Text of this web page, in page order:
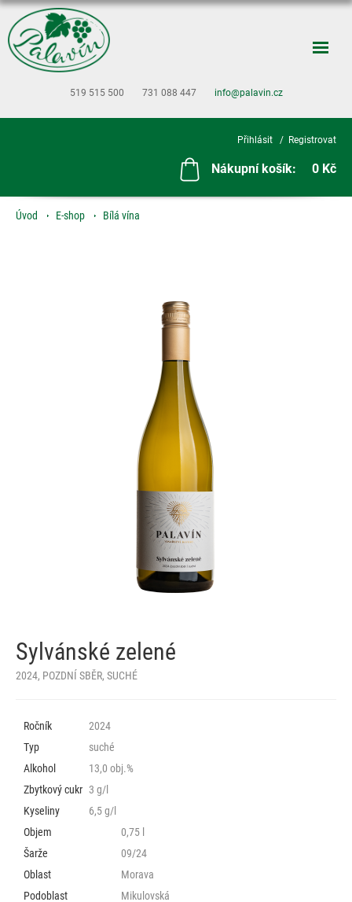
519 515 500 731 088 447 info@palavin.cz
Přihlásit Registrovat
Nákupní košík: 0 Kč
Úvod E-shop Bílá vína
Sylvánské zelené
2024, POZDNÍ SBĚR, SUCHÉ
Ročník
2024
Typ
suché
Alkohol
13,0 obj.%
Zbytkový cukr 3 g/l
Kyseliny
6,5 g/l
Objem
0,75 l
Šarže
09/24
Oblast
Morava
Podoblast
Mikulovská